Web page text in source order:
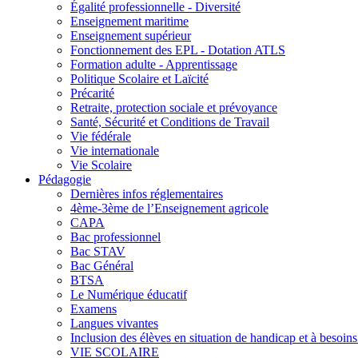
Égalité professionnelle - Diversité
Enseignement maritime
Enseignement supérieur
Fonctionnement des EPL - Dotation ATLS
Formation adulte - Apprentissage
Politique Scolaire et Laïcité
Précarité
Retraite, protection sociale et prévoyance
Santé, Sécurité et Conditions de Travail
Vie fédérale
Vie internationale
Vie Scolaire
Pédagogie
Dernières infos réglementaires
4ème-3ème de l’Enseignement agricole
CAPA
Bac professionnel
Bac STAV
Bac Général
BTSA
Le Numérique éducatif
Examens
Langues vivantes
Inclusion des élèves en situation de handicap et à
VIE SCOLAIRE